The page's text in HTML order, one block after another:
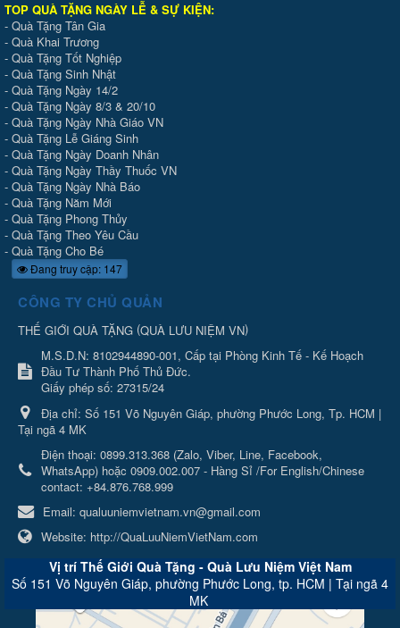
TOP QUÀ TẶNG NGÀY LỄ & SỰ KIỆN:
- Quà Tặng Tân Gia
- Quà Khai Trương
- Quà Tặng Tốt Nghiệp
- Quà Tặng Sinh Nhật
- Quà Tặng Ngày 14/2
- Quà Tặng Ngày 8/3 & 20/10
- Quà Tặng Ngày Nhà Giáo VN
- Quà Tặng Lễ Giáng Sinh
- Quà Tặng Ngày Doanh Nhân
- Quà Tặng Ngày Thầy Thuốc VN
- Quà Tặng Ngày Nhà Báo
- Quà Tặng Năm Mới
- Quà Tặng Phong Thủy
- Quà Tặng Theo Yêu Cầu
- Quà Tặng Cho Bé
Đang truy cập: 147
CÔNG TY CHỦ QUẢN
THẾ GIỚI QUÀ TẶNG (QUÀ LƯU NIỆM VN)
M.S.D.N: 8102944890-001, Cấp tại Phòng Kinh Tế - Kế Hoạch
Đầu Tư Thành Phố Thủ Đức.
Giấy phép số: 27315/24
Địa chỉ: Số 151 Võ Nguyên Giáp, phường Phước Long, Tp. HCM |
Tại ngã 4 MK
Điện thoại: 0899.313.368 (Zalo, Viber, Line, Facebook,
WhatsApp) hoặc 0909.002.007 - Hàng Sỉ /For English/Chinese
contact: +84.876.768.999
Email: qualuuniemvietnam.vn@gmail.com
Website: http://QuaLuuNiemVietNam.com
Vị trí Thế Giới Quà Tặng - Quà Lưu Niệm Việt Nam
Số 151 Võ Nguyên Giáp, phường Phước Long, tp. HCM | Tại ngã 4
MK